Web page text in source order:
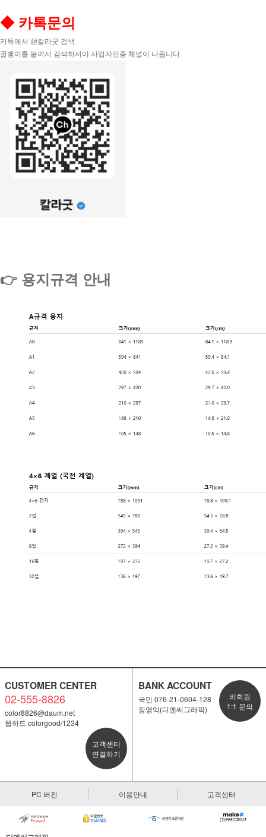
◆ 카톡문의
카톡에서 @칼라굿 검색
골뱅이를 붙여서 검색하셔야 사업자인증 채널이 나옵니다.
👉 용지규격 안내
CUSTOMER CENTER
02-555-8826
color8826@daum.net
웹하드 colorgood/1234
고객센터
연결하기
BANK ACCOUNT
국민 076-21-0604-128
장영익(디엔씨그래픽)
비회원
1:1 문의
PC 버전 이용안내 고객센터